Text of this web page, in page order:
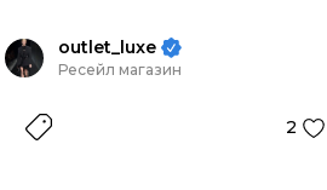
outlet_luxe
Ресейл магазин
2